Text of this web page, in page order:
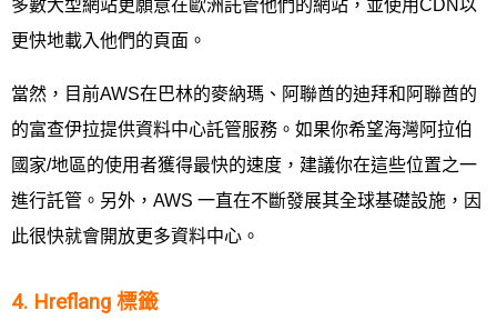
多數大型網站更願意在歐洲託管他們的網站，並使用CDN以
更快地載入他們的頁面。
當然，目前AWS在巴林的麥納瑪、阿聯酋的迪拜和阿聯酋的
的富查伊拉提供資料中心託管服務。如果你希望海灣阿拉伯
國家/地區的使用者獲得最快的速度，建議你在這些位置之一
進行託管。另外，AWS 一直在不斷發展其全球基礎設施，因
此很快就會開放更多資料中心。
4. Hreflang 標籤